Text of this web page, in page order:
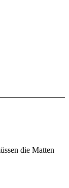
die Matten